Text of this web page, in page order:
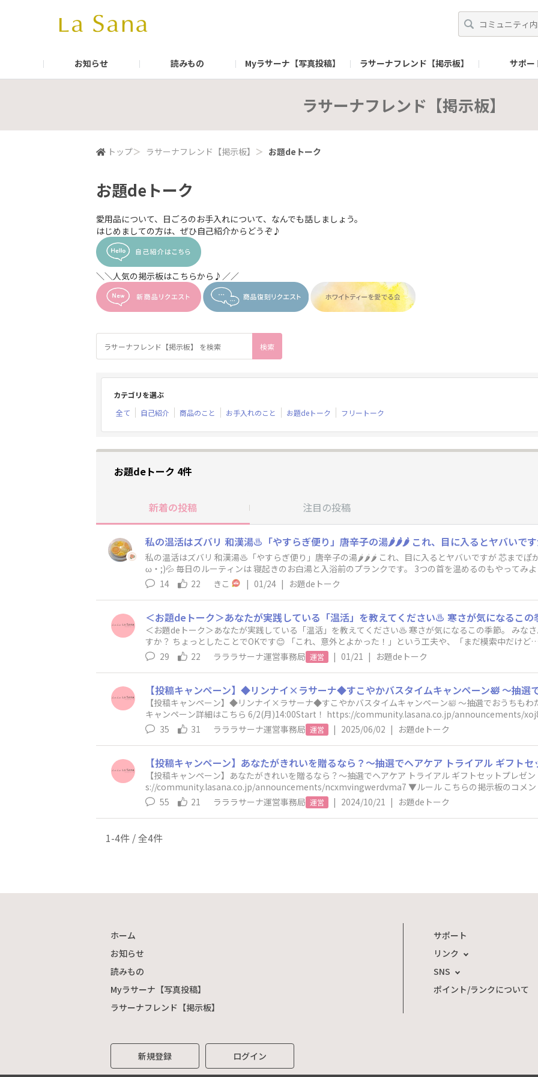
お知らせ 読みもの Myラサーナ【写真投稿】 ラサーナフレンド【掲示板】 サポー
公式facebook 公式LINE
ラサーナフレンド【掲示板】
トップ＞ ラサーナフレンド【掲示板】 ＞ お題deトーク
お題deトーク
愛用品について、日ごろのお手入れについて、なんでも話しましょう。
はじめましての方は、ぜひ自己紹介からどうぞ♪
＼＼人気の掲示板はこちらから♪／／
カテゴリを選ぶ
全て
自己紹介 商品のこと お手入れのこと お題deトーク フリートーク
お題deトーク 4件
新着の投稿 注目の投稿
私の温活はズバリ 和漢湯♨️「やすらぎ便り」唐辛子の湯🌶️🌶️🌶️ これ、目に入るとヤバいですが 芯までぽ
ω・;)💦 毎日のルーティンは 寝起きのお白湯と入浴前のプランクです。 3つの首を温めるのもやってみよう😊 唐辛子の湯は在庫限りで終了だそ
うなので 無くなる前に皆さんもぜひ🎶
14 22 きこ | 01/24 | お題deトーク
＜お題deトーク＞あなたが実践している「温活」を教えてください♨️ 寒さが気になるこの季節。 みなさんは、どんな「温活」を取り入れていま
すか？ ちょっとしたことでOKです😊 「これ、意外とよかった！」という工夫や、「まだ模索中だけど…」という
活アイデアをシェアして、この冬を一緒に“冷え知らず”で乗り切りましょう✨ 📖冷えは万病のもと！ カンタン４つの温活で冷えないからだづく
りを https://community.lasana.co.jp/announcements/tpa7ts4ebz2izivy
29 22 ラララサーナ運営事務局 運営 | 01/21 | お題deトーク
【投稿キャンペーン】◆リンナイ×ラサーナ◆すこやかバスタイムキャンペーン🛀 ～抽選でおうちもわ
キャンペーン詳細はこちら 6/2(月)14:00Start！ https://community.lasana.co.jp/announcements/xoj8oiyttn6zwfss ▼ルール こちらの掲示板
のコメントへ投稿してください♪「すこやかバスタイム」にまつわるエピソードなら何でもOK！
35 31 ラララサーナ運営事務局 運営 | 2025/06/02 | お題deトーク
【投稿キャンペーン】あなたがきれいを贈るなら？～抽選でヘアケア トライアル ギフトセットプレゼント～ ▼キャンペーン詳細はこち
s://community.lasana.co.jp/announcements/ncxmvingwerdvma7 ▼ルール こちらの掲示板のコメン
つわる贈りもののエピソードなら、何でもOKです💖 ▼コメント例
55 21 ラララサーナ運営事務局 運営 | 2024/10/21 | お題deトーク
1-4件 / 全4件
ホーム
お知らせ
読みもの
Myラサーナ【写真投稿】
ラサーナフレンド【掲示板】
サポート
リンク
SNS
ポイント/ランクについて
新規登録 ログイン